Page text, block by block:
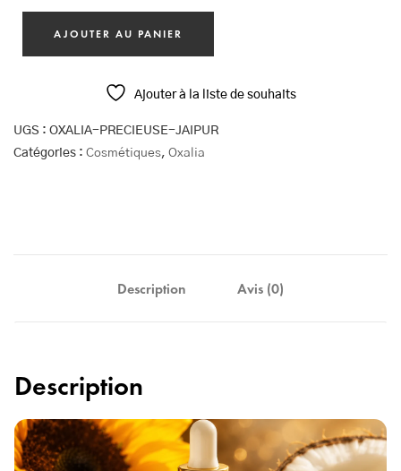
AJOUTER AU PANIER
Ajouter à la liste de souhaits
UGS : OXALIA-PRECIEUSE-JAIPUR
Catégories : Cosmétiques, Oxalia
Description Avis (0)
Description